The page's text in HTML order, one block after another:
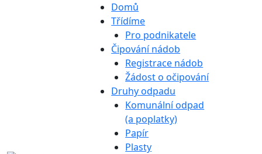
Domů
Třídíme
Pro podnikatele
Čipování nádob
Registrace nádob
Žádost o očipování
Druhy odpadu
Komunální odpad
(a poplatky)
Papír
Plasty